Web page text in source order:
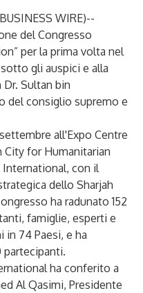
BUSINESS WIRE)--
del Congresso
per la prima volta nel
gli auspici e alla
Dr. Sultan bin
del consiglio supremo e
all'Expo Centre
City for Humanitarian
International, con il
dello Sharjah
ha radunato 152
famiglie, esperti e
in 74 Paesi, e ha
ha conferito a
Al Qasimi, Presidente